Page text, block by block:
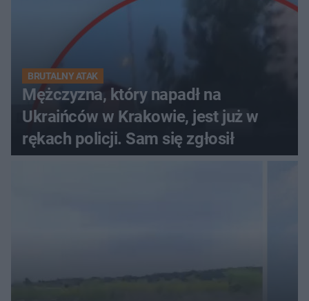
BRUTALNY ATAK
Mężczyzna, który napadł na
Ukraińców w Krakowie, jest już w
rękach policji. Sam się zgłosił